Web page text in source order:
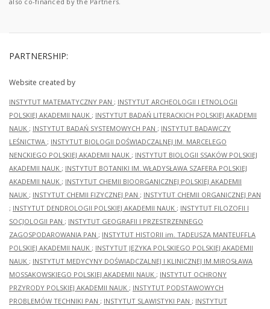
PARTNERSHIP:
Website created by
INSTYTUT MATEMATYCZNY PAN ; INSTYTUT ARCHEOLOGII I ETNOLOGII
POLSKIEJ AKADEMII NAUK ; INSTYTUT BADAŃ LITERACKICH POLSKIEJ AKADEMII
NAUK ; INSTYTUT BADAŃ SYSTEMOWYCH PAN ; INSTYTUT BADAWCZY
LEŚNICTWA ; INSTYTUT BIOLOGII DOŚWIADCZALNEJ IM. MARCELEGO
NENCKIEGO POLSKIEJ AKADEMII NAUK ; INSTYTUT BIOLOGII SSAKÓW POLSKIEJ
AKADEMII NAUK ; INSTYTUT BOTANIKI IM. WŁADYSŁAWA SZAFERA POLSKIEJ
AKADEMII NAUK ; INSTYTUT CHEMII BIOORGANICZNEJ POLSKIEJ AKADEMII
NAUK ; INSTYTUT CHEMII FIZYCZNEJ PAN ; INSTYTUT CHEMII ORGANICZNEJ PAN
; INSTYTUT DENDROLOGII POLSKIEJ AKADEMII NAUK ; INSTYTUT FILOZOFII I
SOCJOLOGII PAN ; INSTYTUT GEOGRAFII I PRZESTRZENNEGO
ZAGOSPODAROWANIA PAN ; INSTYTUT HISTORII im. TADEUSZA MANTEUFFLA
POLSKIEJ AKADEMII NAUK ; INSTYTUT JĘZYKA POLSKIEGO POLSKIEJ AKADEMII
NAUK ; INSTYTUT MEDYCYNY DOŚWIADCZALNEJ I KLINICZNEJ IM.MIROSŁAWA
MOSSAKOWSKIEGO POLSKIEJ AKADEMII NAUK ; INSTYTUT OCHRONY
PRZYRODY POLSKIEJ AKADEMII NAUK ; INSTYTUT PODSTAWOWYCH
PROBLEMÓW TECHNIKI PAN ; INSTYTUT SLAWISTYKI PAN ; INSTYTUT